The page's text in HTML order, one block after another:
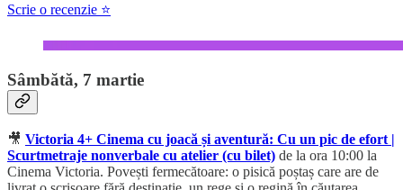
Scrie o recenzie ⭐
Sâmbătă, 7 martie
🎥 Victoria 4+ Cinema cu joacă și aventură: Cu un pic de efort |
Scurtmetraje nonverbale cu atelier (cu bilet) de la ora 10:00 la
Cinema Victoria. Povești fermecătoare: o pisică poștaș care are de